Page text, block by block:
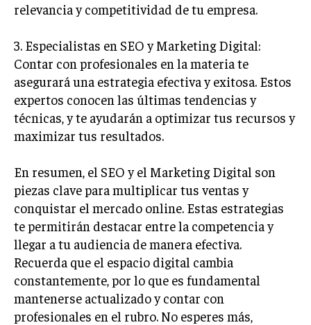
relevancia y competitividad de tu empresa.
3. Especialistas en SEO y Marketing Digital:
Contar con profesionales en la materia te
asegurará una estrategia efectiva y exitosa. Estos
expertos conocen las últimas tendencias y
técnicas, y te ayudarán a optimizar tus recursos y
maximizar tus resultados.
En resumen, el SEO y el Marketing Digital son
piezas clave para multiplicar tus ventas y
conquistar el mercado online. Estas estrategias
te permitirán destacar entre la competencia y
llegar a tu audiencia de manera efectiva.
Recuerda que el espacio digital cambia
constantemente, por lo que es fundamental
mantenerse actualizado y contar con
profesionales en el rubro. No esperes más,